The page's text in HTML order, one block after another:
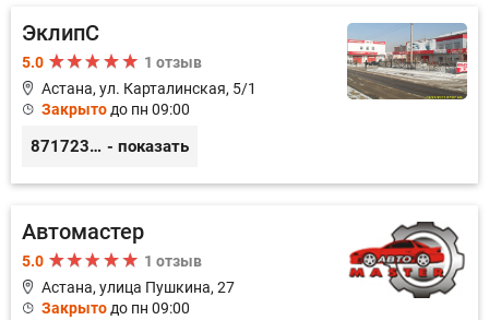
ЭклипС
5.0
1 отзыв
Астана, ул. Карталинская, 5/1
Закрыто до пн 09:00
87172377899 - показать
Автомастер
5.0
1 отзыв
Астана, улица Пушкина, 27
Закрыто до пн 09:00